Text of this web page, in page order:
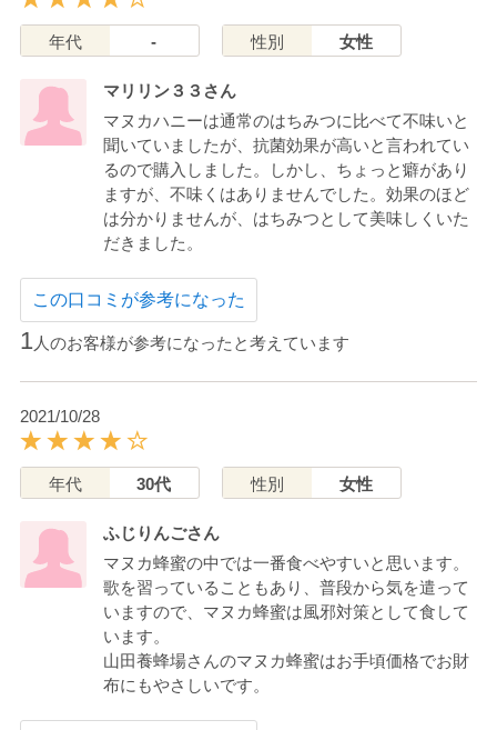
年代 - 性別 女性
マリリン３３さん
マヌカハニーは通常のはちみつに比べて不味いと
聞いていましたが、抗菌効果が高いと言われてい
るので購入しました。しかし、ちょっと癖があり
ますが、不味くはありませんでした。効果のほど
は分かりませんが、はちみつとして美味しくいた
だきました。
この口コミが参考になった
1人のお客様が参考になったと考えています
2021/10/28
年代 30代 性別 女性
ふじりんごさん
マヌカ蜂蜜の中では一番食べやすいと思います。
歌を習っていることもあり、普段から気を遣って
いますので、マヌカ蜂蜜は風邪対策として食して
います。
山田養蜂場さんのマヌカ蜂蜜はお手頃価格でお財
布にもやさしいです。